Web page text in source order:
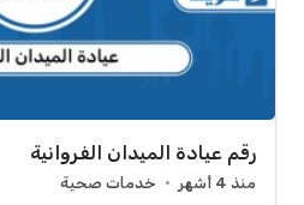
رقم عيادة الميدان الفروانية
منذ 4 أشهر خدمات صحية